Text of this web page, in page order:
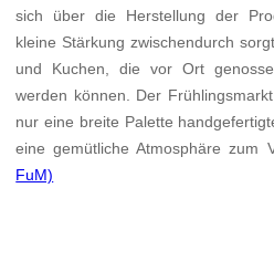
sich über die Herstellung der
kleine Stärkung zwischendurch
und Kuchen, die vor Ort
werden können. Der
nur eine breite Palette
eine gemütliche Atmosphäre zum
FuM)